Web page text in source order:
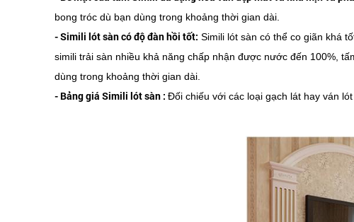
bong tróc dù bạn dùng trong khoảng thời gian dài.
- Simili lót sàn có độ đàn hồi tốt: Simili lót sàn có thể co giãn khá
simili trải sàn nhiều khả năng chấp nhận được nước đến 100%,
dùng trong khoảng thời gian dài.
- Bảng giá Simili lót sàn : Đối chiếu với các loại gạch lát hay ván